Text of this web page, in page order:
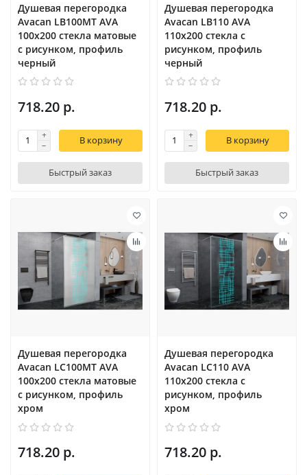
Душевая перегородка
Avacan LB100MT AVA
100x200 стекла матовые
с рисунком, профиль
черный
718.20 р.
В корзину
Быстрый заказ
Душевая перегородка
Avacan LB110 AVA
110x200 стекла с
рисунком, профиль
черный
718.20 р.
В корзину
Быстрый заказ
Душевая перегородка
Avacan LC100MT AVA
100x200 стекла матовые
с рисунком, профиль
хром
718.20 р.
Душевая перегородка
Avacan LC110 AVA
110x200 стекла с
рисунком, профиль
хром
718.20 р.